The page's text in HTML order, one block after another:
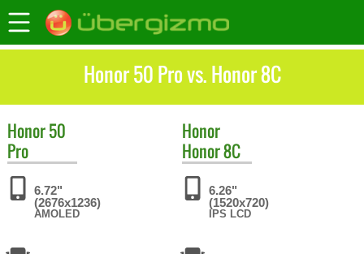
Honor 50 Pro vs. Honor 8C
Honor50
Pro
6.72"
(2676x1236)
AMOLED
Honor
Honor 8C
6.26"
(1520x720)
IPS LCD